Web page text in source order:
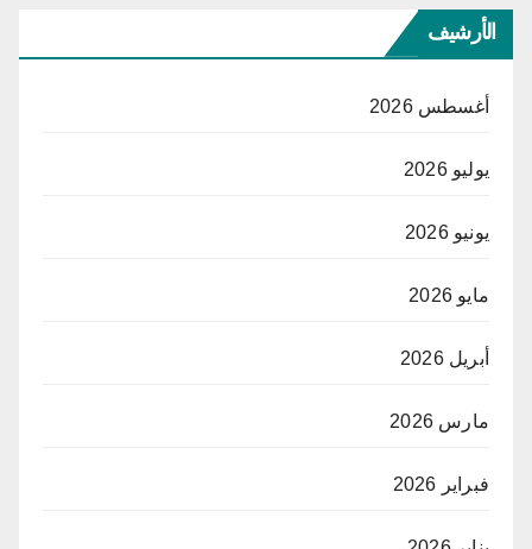
الأرشيف
أغسطس 2026
يوليو 2026
يونيو 2026
مايو 2026
أبريل 2026
مارس 2026
فبراير 2026